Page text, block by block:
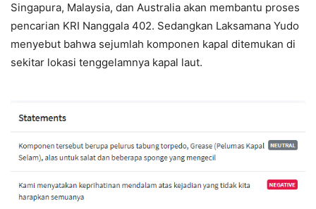
Singapura, Malaysia, dan Australia akan membantu proses
pencarian KRI Nanggala 402. Sedangkan Laksamana Yudo
menyebut bahwa sejumlah komponen kapal ditemukan di
sekitar lokasi tenggelamnya kapal laut.